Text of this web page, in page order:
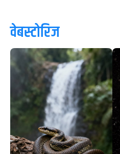
वेबस्टोरिज